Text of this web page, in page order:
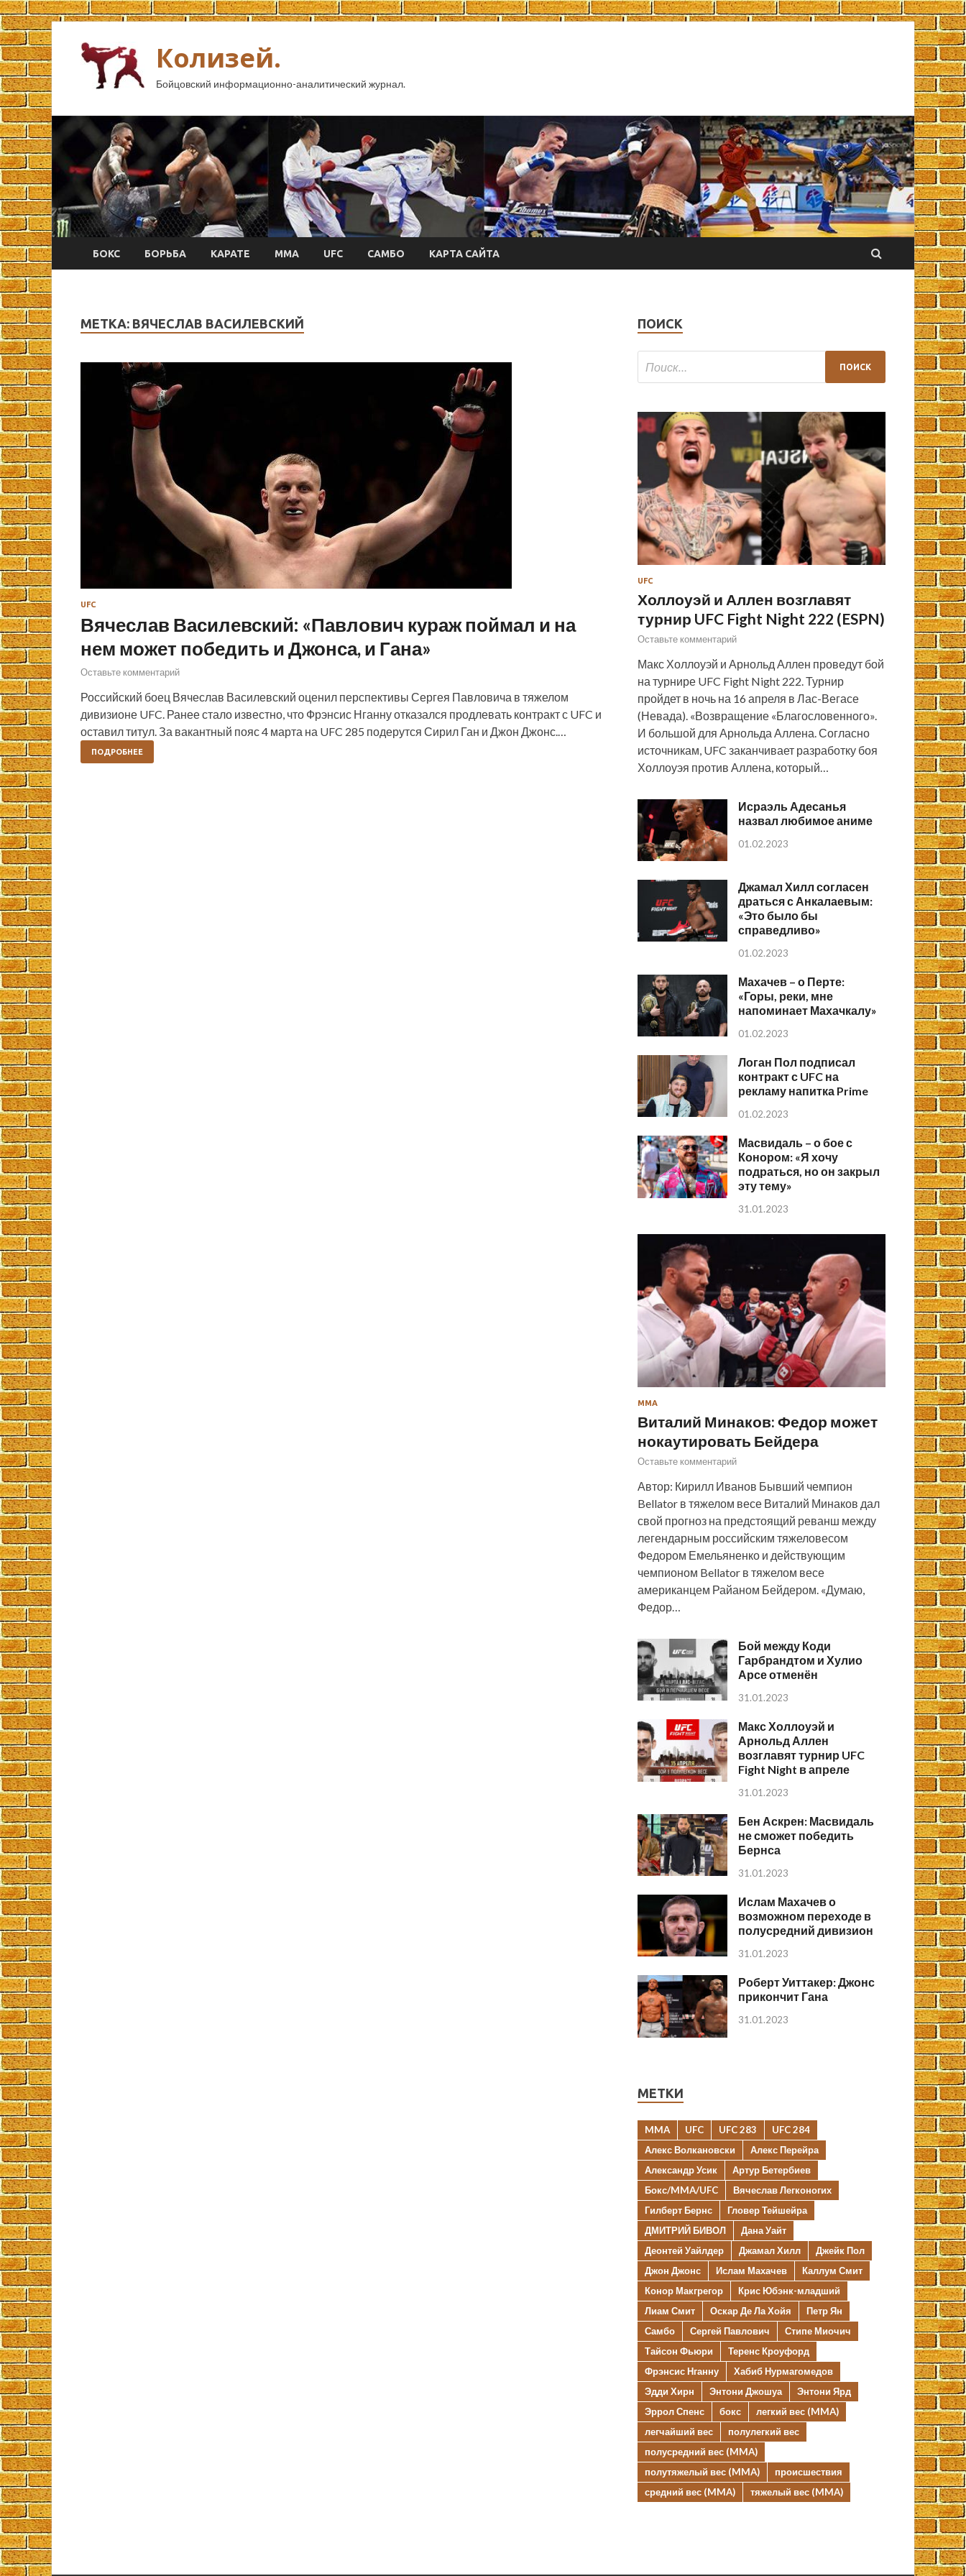
Колизей.
Бойцовский информационно-аналитический журнал.
БОКС БОРЬБА КАРАТЕ ММА UFC САМБО КАРТА САЙТА
МЕТКА: ВЯЧЕСЛАВ ВАСИЛЕВСКИЙ
UFC
Вячеслав Василевский: «Павлович кураж поймал и на
нем может победить и Джонса, и Гана»
Оставьте комментарий
Российский боец Вячеслав Василевский оценил перспективы Сергея Павловича в тяжелом
дивизионе UFC. Ранее стало известно, что Фрэнсис Нганну отказался продлевать контракт с UFC и
оставил титул. За вакантный пояс 4 марта на UFC 285 подерутся Сирил Ган и Джон Джонс.…
ПОДРОБНЕЕ
ПОИСК
UFC
Холлоуэй и Аллен возглавят
турнир UFC Fight Night 222 (ESPN)
Оставьте комментарий
Макс Холлоуэй и Арнольд Аллен проведут бой
на турнире UFC Fight Night 222. Турнир
пройдет в ночь на 16 апреля в Лас-Вегасе
(Невада). «Возвращение «Благословенного».
И большой для Арнольда Аллена. Согласно
источникам, UFC заканчивает разработку боя
Холлоуэя против Аллена, который…
Исраэль Адесанья
назвал любимое аниме
01.02.2023
Джамал Хилл согласен
драться с Анкалаевым:
«Это было бы
справедливо»
01.02.2023
Махачев – о Перте:
«Горы, реки, мне
напоминает Махачкалу»
01.02.2023
Логан Пол подписал
контракт с UFC на
рекламу напитка Prime
01.02.2023
Масвидаль – о бое с
Конором: «Я хочу
подраться, но он закрыл
эту тему»
31.01.2023
ММА
Виталий Минаков: Федор может
нокаутировать Бейдера
Оставьте комментарий
Автор: Кирилл Иванов Бывший чемпион
Bellator в тяжелом весе Виталий Минаков дал
свой прогноз на предстоящий реванш между
легендарным российским тяжеловесом
Федором Емельяненко и действующим
чемпионом Bellator в тяжелом весе
американцем Райаном Бейдером. «Думаю,
Федор…
Бой между Коди
Гарбрандтом и Хулио
Арсе отменён
31.01.2023
Макс Холлоуэй и
Арнольд Аллен
возглавят турнир UFC
Fight Night в апреле
31.01.2023
Бен Аскрен: Масвидаль
не сможет победить
Бернса
31.01.2023
Ислам Махачев о
возможном переходе в
полусредний дивизион
31.01.2023
Роберт Уиттакер: Джонс
прикончит Гана
31.01.2023
МЕТКИ
MMA UFC UFC 283
UFC 284
Алекс Волкановски
Алекс Перейра
Александр Усик
Артур Бетербиев
Бокс/MMA/UFC
Вячеслав Легконогих
Гилберт Бернс
Гловер Тейшейра
ДМИТРИЙ БИВОЛ
Дана Уайт
Деонтей Уайлдер
Джамал Хилл
Джейк Пол
Джон Джонс
Ислам Махачев
Каллум Смит
Конор Макгрегор
Крис Юбэнк-младший
Лиам Смит
Оскар Де Ла Хойя
Петр Ян
Самбо
Сергей Павлович
Стипе Миочич
Тайсон Фьюри
Теренс Кроуфорд
Фрэнсис Нганну
Хабиб Нурмагомедов
Эдди Хирн
Энтони Джошуа
Энтони Ярд
Эррол Спенс
бокс
легкий вес (MMA)
легчайший вес
полулегкий вес
полусредний вес (MMA)
полутяжелый вес (MMA)
происшествия
средний вес (MMA)
тяжелый вес (MMA)